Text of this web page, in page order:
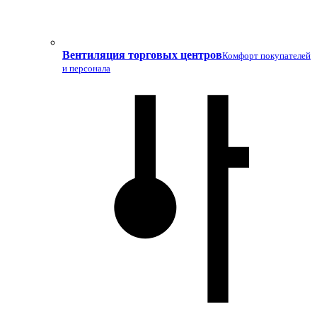
Вентиляция торговых центровКомфорт покупателей
и персонала